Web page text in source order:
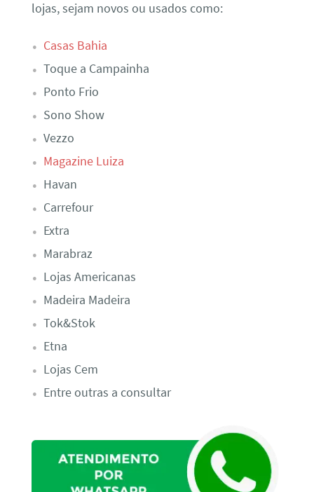
lojas, sejam novos ou usados como:
Casas Bahia
Toque a Campainha
Ponto Frio
Sono Show
Vezzo
Magazine Luiza
Havan
Carrefour
Extra
Marabraz
Lojas Americanas
Madeira Madeira
Tok&Stok
Etna
Lojas Cem
Entre outras a consultar